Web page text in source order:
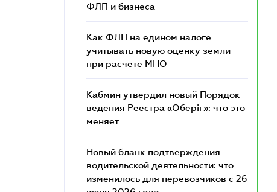
ФЛП и бизнеса
Как ФЛП на едином налоге
учитывать новую оценку земли
при расчете МНО
Кабмин утвердил новый Порядок
ведения Реестра «Оберіг»: что это
меняет
Новый бланк подтверждения
водительской деятельности: что
изменилось для перевозчиков с 26